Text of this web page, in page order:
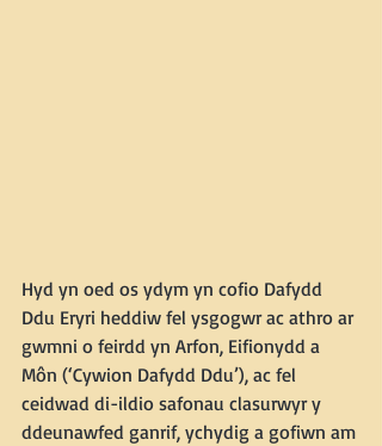
Hyd yn oed os ydym yn cofio Dafydd
Ddu Eryri heddiw fel ysgogwr ac athro ar
gwmni o feirdd yn Arfon, Eifionydd a
Môn (‘Cywion Dafydd Ddu’), ac fel
ceidwad di-ildio safonau clasurwyr y
ddeunawfed ganrif, ychydig a gofiwn am